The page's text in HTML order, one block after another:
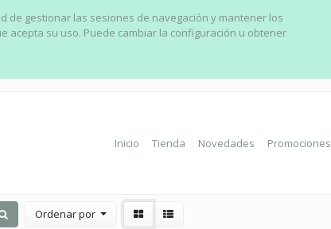
de gestionar las sesiones de navegación y mantener los
acepta su uso. Puede cambiar la configuración u obtener
Inicio Tienda Novedades Promociones
Ordenar por